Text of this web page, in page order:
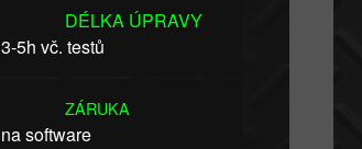
DÉLKA ÚPRAVY
3-5h vč. testů
ZÁRUKA
na software